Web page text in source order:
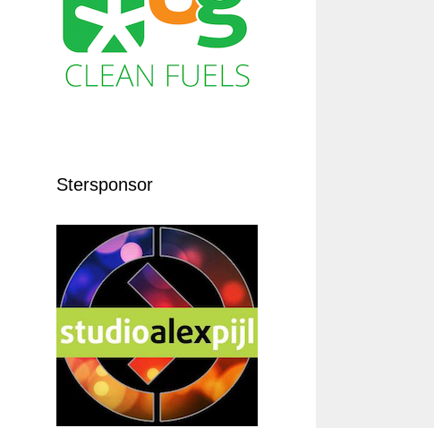
Stersponsor